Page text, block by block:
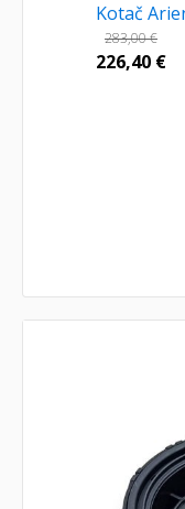
Kotač
283,00€
226,40 €